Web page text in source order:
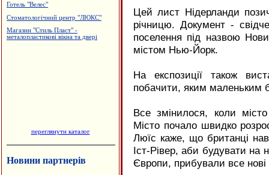
"Беркут"
Дзвони церковні
Виробництво еластичної резинки
переглянути каталог
Новини партнерів
Цей лист Нідерланди
річницю. Документ -
поселення під назвою
містом Нью-Йорк.
На експозиції також
побачити, яким маленьким
Все змінилося, коли
Місто почало швидко
Люїс каже, що британці
Іст-Рівер, аби будувати на
Європи, прибували все нові